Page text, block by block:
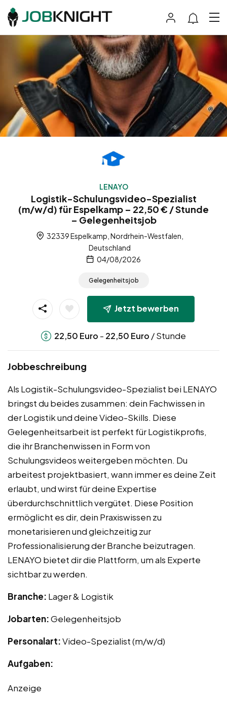
LENAYO
Logistik-Schulungsvideo-Spezialist
(m/w/d) für Espelkamp – 22,50 € / Stunde
– Gelegenheitsjob
32339 Espelkamp, Nordrhein-Westfalen,
Deutschland
04/08/2026
Gelegenheitsjob
Jetzt bewerben
22,50 Euro - 22,50 Euro / Stunde
Jobbeschreibung
Als Logistik-Schulungsvideo-Spezialist bei LENAYO
bringst du beides zusammen: dein Fachwissen in
der Logistik und deine Video-Skills. Diese
Gelegenheitsarbeit ist perfekt für Logistikprofis,
die ihr Branchenwissen in Form von
Schulungsvideos weitergeben möchten. Du
arbeitest projektbasiert, wann immer es deine Zeit
erlaubt, und wirst für deine Expertise
überdurchschnittlich vergütet. Diese Position
ermöglicht es dir, dein Praxiswissen zu
monetarisieren und gleichzeitig zur
Professionalisierung der Branche beizutragen.
LENAYO bietet dir die Plattform, um als Experte
sichtbar zu werden.
Branche: Lager & Logistik
Jobarten:Gelegenheitsjob
Personalart:Video-Spezialist (m/w/d)
Aufgaben:
Anzeige